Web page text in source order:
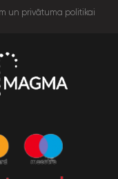
un privātuma politikai